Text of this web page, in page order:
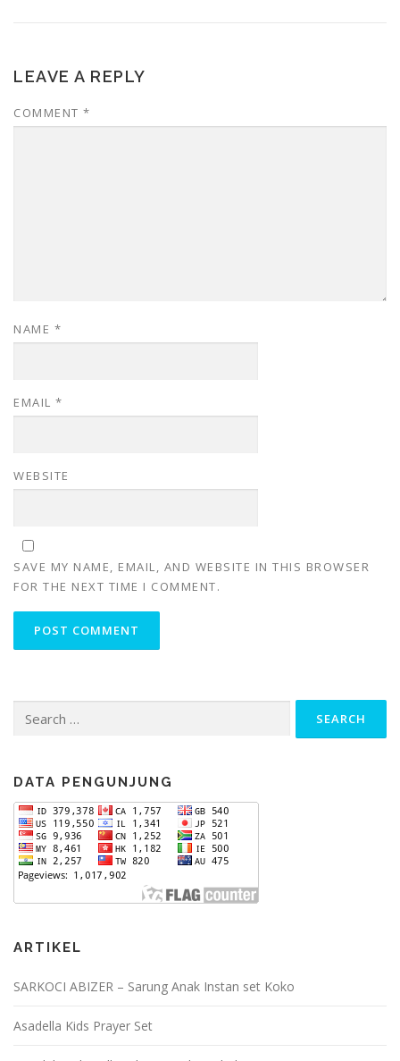
LEAVE A REPLY
COMMENT *
NAME *
EMAIL *
WEBSITE
SAVE MY NAME, EMAIL, AND WEBSITE IN THIS BROWSER
FOR THE NEXT TIME I COMMENT.
for:
DATA PENGUNJUNG
ARTIKEL
SARKOCI ABIZER – Sarung Anak Instan set Koko
Asadella Kids Prayer Set